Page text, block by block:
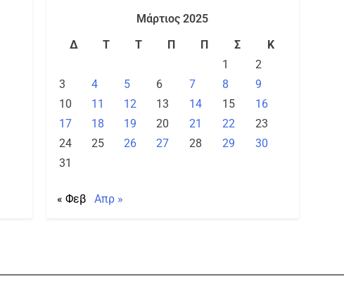
Μάρτιος 2025
Δ
Τ Τ Π Π Σ
Κ
1
2
3
4 5 6 7 8
9
10
11 12 13 14 15
16
17
18 19 20 21 22
23
24
25 26 27 28 29
30
31
« Φεβ Απρ »